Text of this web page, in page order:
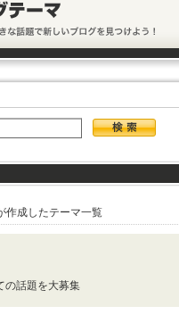
作成したテーマ一覧
の話題を大募集